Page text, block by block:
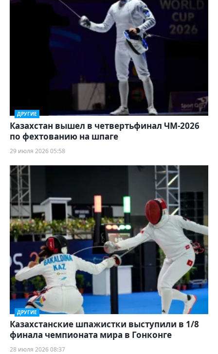
ДРУГИЕ
Казахстан вышел в четвертьфинал ЧМ-2026
по фехтованию на шпаге
29 июля 2026 05:58
ДРУГИЕ
Казахстанские шпажистки выступили в 1/8
финала чемпионата мира в Гонконге
28 июля 2026 08:37